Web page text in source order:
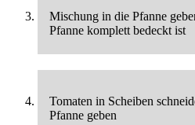
Mischung in die Pfanne
Pfanne komplett bedeckt ist
Tomaten in Scheiben
Pfanne geben